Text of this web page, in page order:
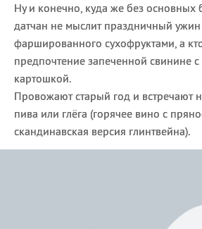
Ну и конечно, куда же без
датчан не мыслит праздничный ужин
фаршированного сухофруктами, а
предпочтение запеченной свинине
картошкой.
Провожают старый год и встречают
пива или глёга (горячее вино с
скандинавская версия глинтвейна).